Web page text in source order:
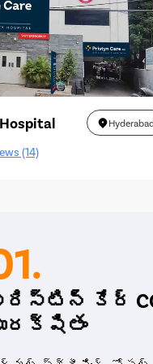
(14)
కేర్